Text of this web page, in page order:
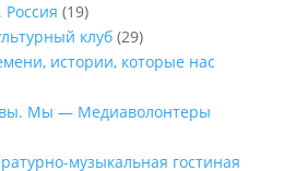
(19)
клуб(29)
истории, которые нас
Мы — Медиаволонтеры
музыкальная гостиная